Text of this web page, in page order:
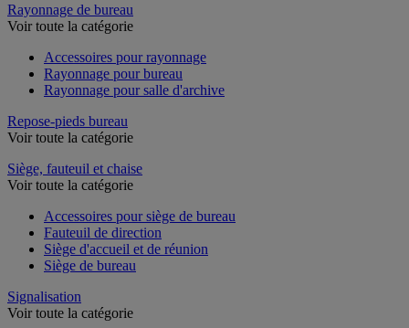
Rayonnage de bureau
Voir toute la catégorie
Accessoires pour rayonnage
Rayonnage pour bureau
Rayonnage pour salle d'archive
Repose-pieds bureau
Voir toute la catégorie
Siège, fauteuil et chaise
Voir toute la catégorie
Accessoires pour siège de bureau
Fauteuil de direction
Siège d'accueil et de réunion
Siège de bureau
Signalisation
Voir toute la catégorie